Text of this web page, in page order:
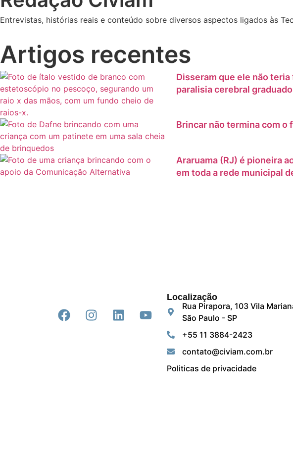
Entrevistas, histórias reais e conteúdo sobre diversos aspectos ligados às
Artigos recentes
Disseram que ele não
paralisia cerebral
Brincar não termina com o
Araruama (RJ) é pioneira
em toda a rede municipal
Localização
Rua Pirapora, 103 Vila
São Paulo - SP
+55 11 3884-2423
contato@civiam.com.br
Politicas de privacidade